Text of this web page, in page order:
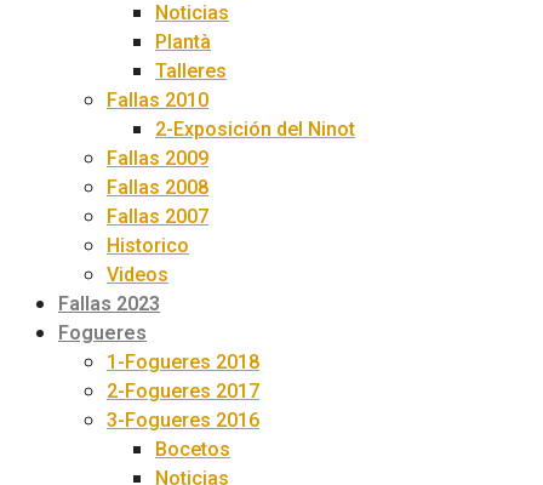
Noticias
Plantà
Talleres
Fallas 2010
2-Exposición del Ninot
Fallas 2009
Fallas 2008
Fallas 2007
Historico
Videos
Fallas 2023
Fogueres
1-Fogueres 2018
2-Fogueres 2017
3-Fogueres 2016
Bocetos
Noticias